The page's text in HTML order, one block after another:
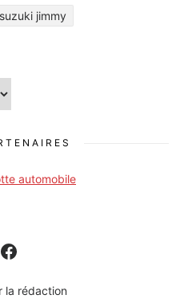
suzuki jimmy
automobile
la rédaction